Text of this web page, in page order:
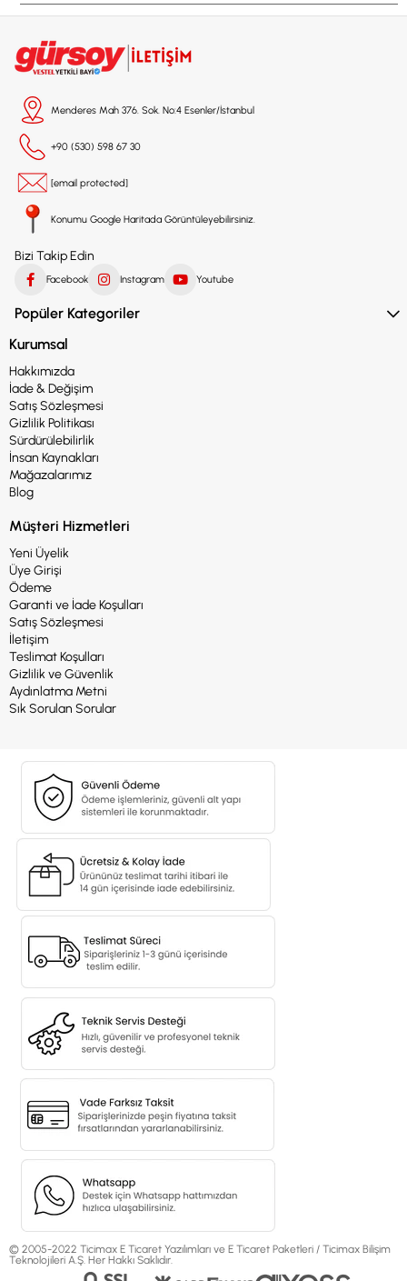
Menderes Mah 376. Sok. No:4 Esenler/İstanbul
+90 (530) 598 67 30
[email protected]
Konumu Google Haritada Görüntüleyebilirsiniz.
Bizi Takip Edin
Facebook Instagram Youtube
Popüler Kategoriler
Kurumsal
Hakkımızda
İade & Değişim
Satış Sözleşmesi
Gizlilik Politikası
Sürdürülebilirlik
İnsan Kaynakları
Mağazalarımız
Blog
Müşteri Hizmetleri
Yeni Üyelik
Üye Girişi
Ödeme
Garanti ve İade Koşulları
Satış Sözleşmesi
İletişim
Teslimat Koşulları
Gizlilik ve Güvenlik
Aydınlatma Metni
Sık Sorulan Sorular
© 2005-2022 Ticimax E Ticaret Yazılımları ve E Ticaret Paketleri / Ticimax Bilişim
Teknolojileri A.Ş. Her Hakkı Saklıdır.